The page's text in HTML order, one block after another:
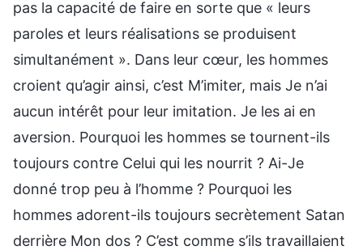
pas la capacité de faire en sorte que « leurs
paroles et leurs réalisations se produisent
simultanément ». Dans leur cœur, les hommes
croient qu’agir ainsi, c’est M’imiter, mais Je n’ai
aucun intérêt pour leur imitation. Je les ai en
aversion. Pourquoi les hommes se tournent-ils
toujours contre Celui qui les nourrit ? Ai-Je
donné trop peu à l’homme ? Pourquoi les
hommes adorent-ils toujours secrètement Satan
derrière Mon dos ? C’est comme s’ils travaillaient